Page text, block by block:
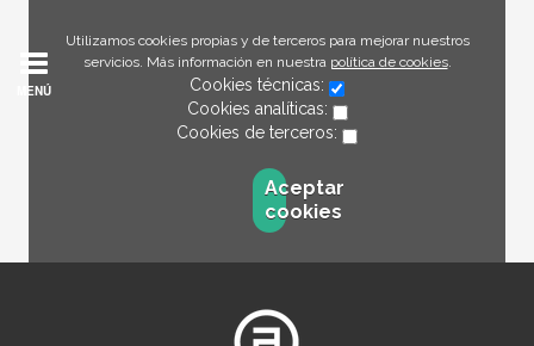
Utilizamos cookies propias y de terceros para mejorar nuestros
servicios. Más información en nuestra política de cookies.
Cookies técnicas:
Cookies analíticas:
Cookies de terceros:
Aceptar
cookies
MENÚ